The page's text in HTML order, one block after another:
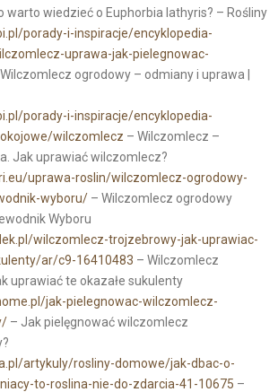
warto wiedzieć o Euphorbia lathyris? – Rośliny
porady-i-inspiracje/encyklopedia-
uprawa-jak-pielegnowac-
ogrodowy – odmiany i uprawa |
porady-i-inspiracje/encyklopedia-
wilczomlecz – Wilczomlecz –
Jak uprawiać wilczomlecz?
uprawa-roslin/wilczomlecz-ogrodowy-
wyboru/– Wilczomlecz ogrodowy
Wyboru
wilczomlecz-trojzebrowy-jak-uprawiac-
ar/c9-16410483 – Wilczomlecz
uprawiać te okazałe sukulenty
jak-pielegnowac-wilczomlecz-
– Jak pielęgnować wilczomlecz
artykuly/rosliny-domowe/jak-dbac-o-
to-roslina-nie-do-zdarcia-41-10675 –